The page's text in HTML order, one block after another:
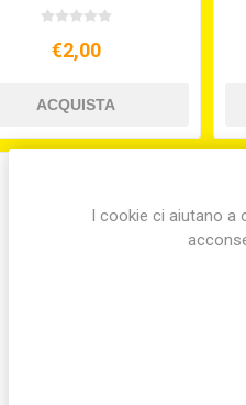
€2,00
I cookie ci aiutano a